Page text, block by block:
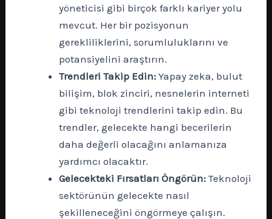
yöneticisi gibi birçok farklı kariyer yolu
mevcut. Her bir pozisyonun
gerekliliklerini, sorumluluklarını ve
potansiyelini araştırın.
Trendleri Takip Edin: Yapay zeka, bulut
bilişim, blok zinciri, nesnelerin interneti
gibi teknoloji trendlerini takip edin. Bu
trendler, gelecekte hangi becerilerin
daha değerli olacağını anlamanıza
yardımcı olacaktır.
Gelecekteki Fırsatları Öngörün: Teknoloji
sektörünün gelecekte nasıl
şekilleneceğini öngörmeye çalışın.